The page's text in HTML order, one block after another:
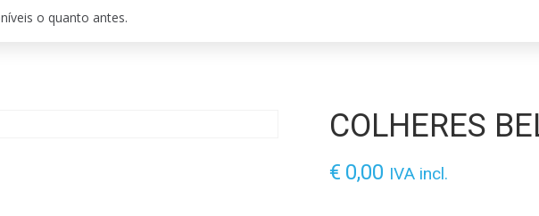
o quanto antes.
COLHERES
€ 0,00 IVA incl.